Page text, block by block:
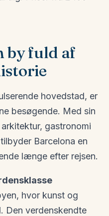
by fuld af
hovedstad, er
besøgende. Med sin
gastronomi
Barcelona en
længe efter rejsen.
hvor kunst og
Den verdenskendte